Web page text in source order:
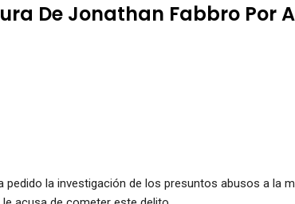
De Jonathan Fabbro Por
pedido la investigación de los presuntos abusos a la